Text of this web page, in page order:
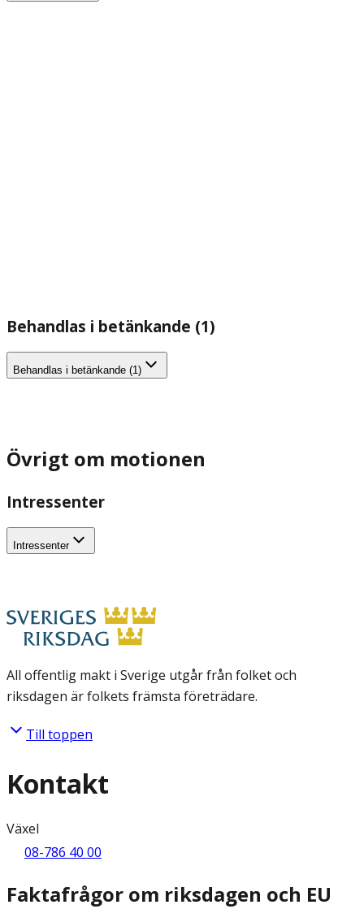
Behandlas i betänkande (1)
Behandlas i betänkande (1)
Övrigt om motionen
Intressenter
Intressenter
All offentlig makt i Sverige utgår från folket och
riksdagen är folkets främsta företrädare.
Till toppen
Kontakt
Växel
08-786 40 00
Faktafrågor om riksdagen och EU